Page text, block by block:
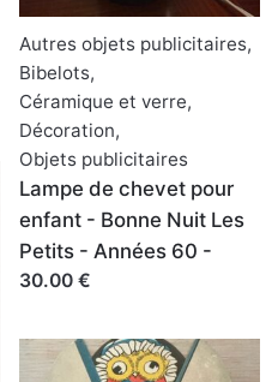
Autres objets publicitaires,
Bibelots,
Céramique et verre,
Décoration,
Objets publicitaires
Lampe de chevet pour
enfant - Bonne Nuit Les
Petits - Années 60 -
30.00 €